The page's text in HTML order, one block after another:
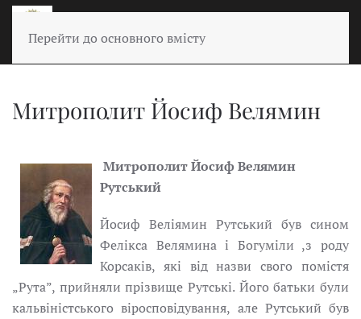
Перейти до основного вмісту
Митрополит Йосиф Велямин
Митрополит Йосиф Велямин
Рутський
Йосиф Веліямин Рутський був сином
Фелікса Велямина і Богумiли ,з роду
Корсаків, які від назви свого помістя
„Рута”, прийняли прізвище Рутськi. Його батьки були
кальвіністського віросповідування, але Рутський був